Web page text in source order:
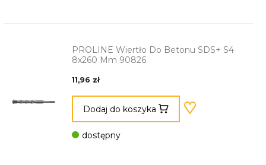
PROLINE Wiertło Do Betonu SDS+ S4
8x260 Mm 90826
11,96 zł
Dodaj do koszyka
dostępny